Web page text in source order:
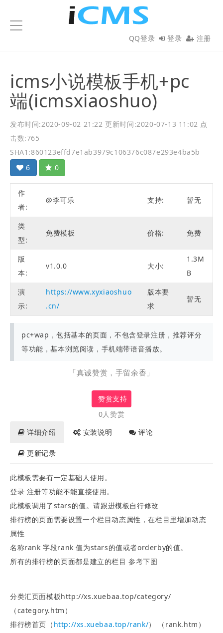
QQ登录 登录 注册
icms小说模板手机+pc
端(icmsxiaoshuo)
发布时间:2020-09-02 21:22 更新时间:2020-07-13 11:02 点
击数:765
SHA1:860123effd7e1ab3979c106376c087e293e4ba5b
6
0
作
者:
@李可乐 支持: 暂无
类
型:
免费模板 价格: 免费
版
本:
v1.0.0 大小:
1.3M
B
演
示:
https://www.xyxiaoshuo
.cn/
版本要
求
暂无
pc+wap，包括基本的页面，不包含登录注册，推荐评分
等功能，基本浏览阅读，手机端带语音播放。
「真诚赞赏，手留余香」
赞赏支持
0人赞赏
详细介绍
安装说明 评论
更新记录
此模板需要有一定基础人使用。
登录 注册等功能不能直接使用。
此模板调用了stars的值。请跟进模板自行修改
排行榜的页面需要设置一个栏目动态属性，在栏目里增加动态
属性
名称rank 字段rank 值为stars的值或者orderby的值。
所有的排行榜的页面都是建立的栏目 参考下图
分类汇页面模板http://xs.xuebaa.top/category/
（category.htm）
排行榜首页（ http://xs.xuebaa.top/rank/） （rank.htm）